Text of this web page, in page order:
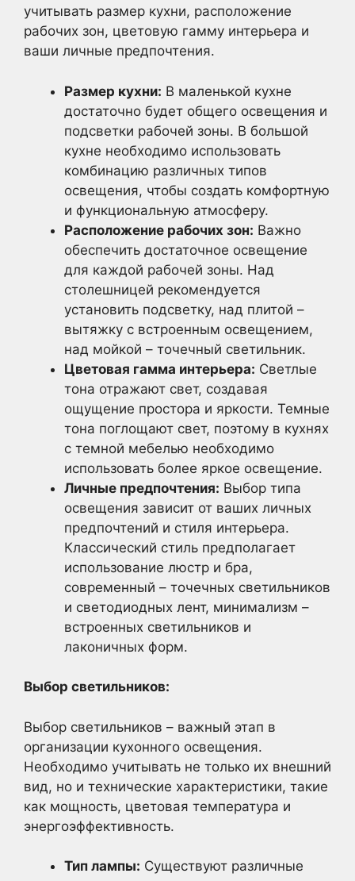
учитывать размер кухни, расположение
рабочих зон, цветовую гамму интерьера и
ваши личные предпочтения.
Размер кухни: В маленькой кухне
достаточно будет общего освещения и
подсветки рабочей зоны. В большой
кухне необходимо использовать
комбинацию различных типов
освещения, чтобы создать комфортную
и функциональную атмосферу.
Расположение рабочих зон: Важно
обеспечить достаточное освещение
для каждой рабочей зоны. Над
столешницей рекомендуется
установить подсветку, над плитой –
вытяжку с встроенным освещением,
над мойкой – точечный светильник.
Цветовая гамма интерьера: Светлые
тона отражают свет, создавая
ощущение простора и яркости. Темные
тона поглощают свет, поэтому в кухнях
с темной мебелью необходимо
использовать более яркое освещение.
Личные предпочтения: Выбор типа
освещения зависит от ваших личных
предпочтений и стиля интерьера.
Классический стиль предполагает
использование люстр и бра,
современный – точечных светильников
и светодиодных лент, минимализм –
встроенных светильников и
лаконичных форм.
Выбор светильников:
Выбор светильников – важный этап в
организации кухонного освещения.
Необходимо учитывать не только их внешний
вид, но и технические характеристики, такие
как мощность, цветовая температура и
энергоэффективность.
Тип лампы: Существуют различные